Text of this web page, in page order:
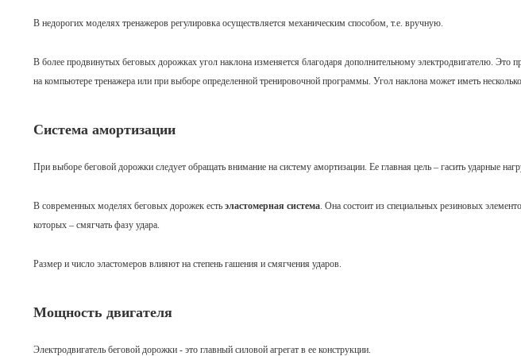
В недорогих моделях тренажеров регулировка осуществляется механическим способом, т.е. вручную.
В более продвинутых беговых дорожках угол наклона изменяется благодаря дополнительному электродвигателю. Это
на компьютере тренажера или при выборе определенной тренировочной программы. Угол наклона может иметь
Система амортизации
При выборе беговой дорожки следует обращать внимание на систему амортизации. Ее главная цель – гасить ударные
В современных моделях беговых дорожек есть эластомерная система. Она состоит из специальных резиновых
которых – смягчать фазу удара.
Размер и число эластомеров влияют на степень гашения и смягчения ударов.
Мощность двигателя
Электродвигатель беговой дорожки - это главный силовой агрегат в ее конструкции.